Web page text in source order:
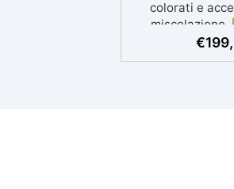
colorati e
miscelazione.
superficie:
universale è
€